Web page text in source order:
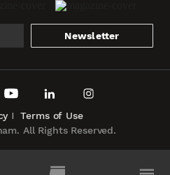
Newsletter
All Rights Reserved.
Terms of Use